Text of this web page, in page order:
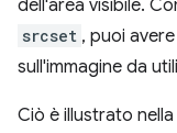
dell'area visibile.
srcset , puoi
sull'immagine da
Ciò è illustrato